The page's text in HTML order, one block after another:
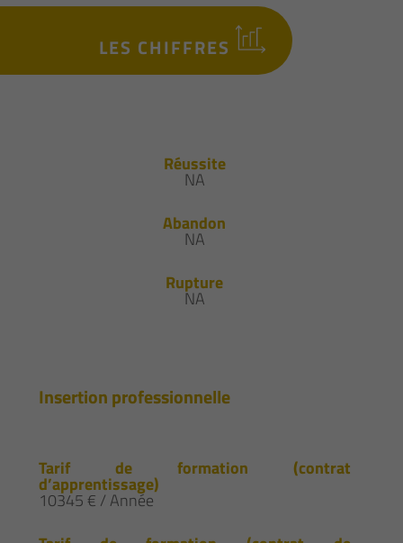
LES CHIFFRES
Réussite
NA
Abandon
NA
Rupture
NA
Insertion professionnelle
Tarif de formation (contrat
d’apprentissage)
10345 € / Année